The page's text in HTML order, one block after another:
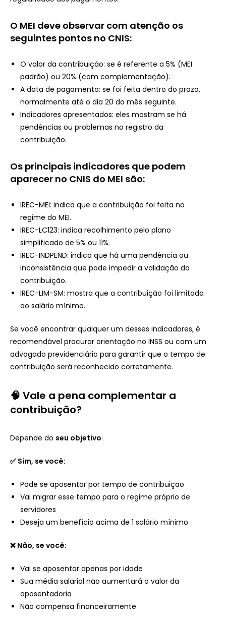
O MEI deve observar com atenção os
seguintes pontos no CNIS:
O valor da contribuição: se é referente a 5% (MEI
padrão) ou 20% (com complementação).
A data de pagamento: se foi feita dentro do prazo,
normalmente até o dia 20 do mês seguinte.
Indicadores apresentados: eles mostram se há
pendências ou problemas no registro da
contribuição.
Os principais indicadores que podem
aparecer no CNIS do MEI são:
IREC-MEI: indica que a contribuição foi feita no
regime do MEI.
IREC-LC123: indica recolhimento pelo plano
simplificado de 5% ou 11%.
IREC-INDPEND: indica que há uma pendência ou
inconsistência que pode impedir a validação da
contribuição.
IREC-LIM-SM: mostra que a contribuição foi limitada
ao salário mínimo.
Se você encontrar qualquer um desses indicadores, é
recomendável procurar orientação no INSS ou com um
advogado previdenciário para garantir que o tempo de
contribuição será reconhecido corretamente.
🧠 Vale a pena complementar a
contribuição?
Depende do seu objetivo:
✅ Sim, se você:
Pode se aposentar por tempo de contribuição
Vai migrar esse tempo para o regime próprio de
servidores
Deseja um benefício acima de 1 salário mínimo
❌ Não, se você:
Vai se aposentar apenas por idade
Sua média salarial não aumentará o valor da
aposentadoria
Não compensa financeiramente